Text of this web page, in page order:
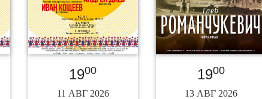
1900
11 АВГ 2026
1900
13 АВГ 2026